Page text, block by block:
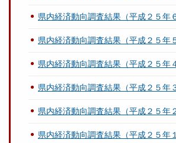
県内経済動向調査結果（平成２５年
県内経済動向調査結果（平成２５年
県内経済動向調査結果（平成２５年
県内経済動向調査結果（平成２５年
県内経済動向調査結果（平成２５年
県内経済動向調査結果（平成２５年